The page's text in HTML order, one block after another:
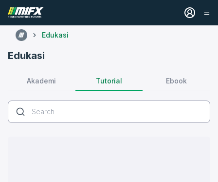
Edukasi
Edukasi
Akademi Tutorial Ebook